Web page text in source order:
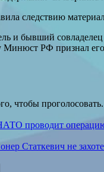
следствию
и бывший совладелец
Минюст РФ признал
чтобы проголосовать.
проводит
Статкевич не